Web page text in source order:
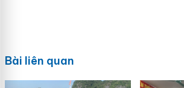
Bài liên quan